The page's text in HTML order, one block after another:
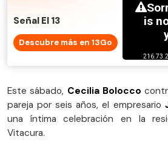
Señal El 13
Descubre más en 13Go
Este sábado, Cecilia Bolocco
pareja por seis años, el empresario
una íntima celebración en la
Vitacura.